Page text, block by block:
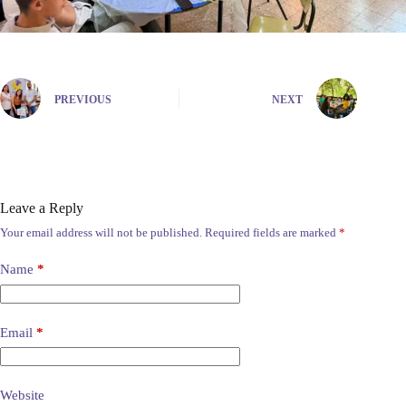
PREVIOUS NEXT
Leave a Reply
Your email address will not be published. Required fields are marked *
Name *
Email *
Website